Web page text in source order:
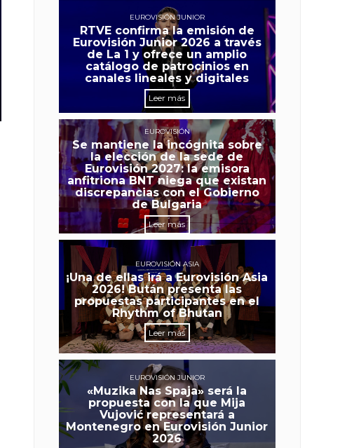
EUROVISIÓN JUNIOR
RTVE confirma la emisión de
Eurovisión Junior 2026 a través
de La 1 y ofrece un amplio
catálogo de patrocinios en
canales lineales y digitales
Leer más
EUROVISIÓN
Se mantiene la incógnita sobre
la elección de la sede de
Eurovisión 2027: la emisora
anfitriona BNT niega que existan
discrepancias con el Gobierno
de Bulgaria
Leer más
EUROVISIÓN ASIA
¡Una de ellas irá a Eurovisión Asia
2026! Bután presenta las
propuestas participantes en el
Rhythm of Bhutan
Leer más
EUROVISIÓN JUNIOR
«Muzika Nas Spaja» será la
propuesta con la que Mija
Vujović representará a
Montenegro en Eurovisión Junior
2026